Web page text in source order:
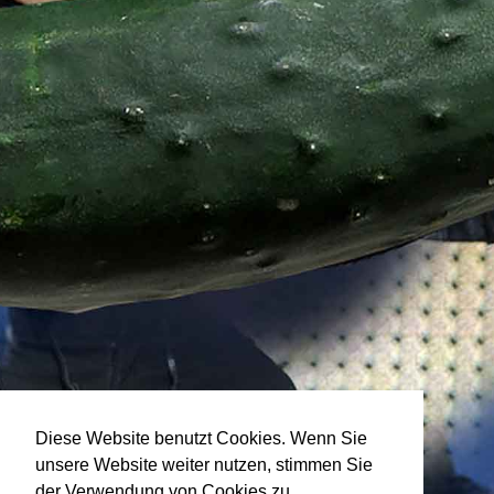
Diese Website benutzt Cookies. Wenn Sie
unsere Website weiter nutzen, stimmen Sie